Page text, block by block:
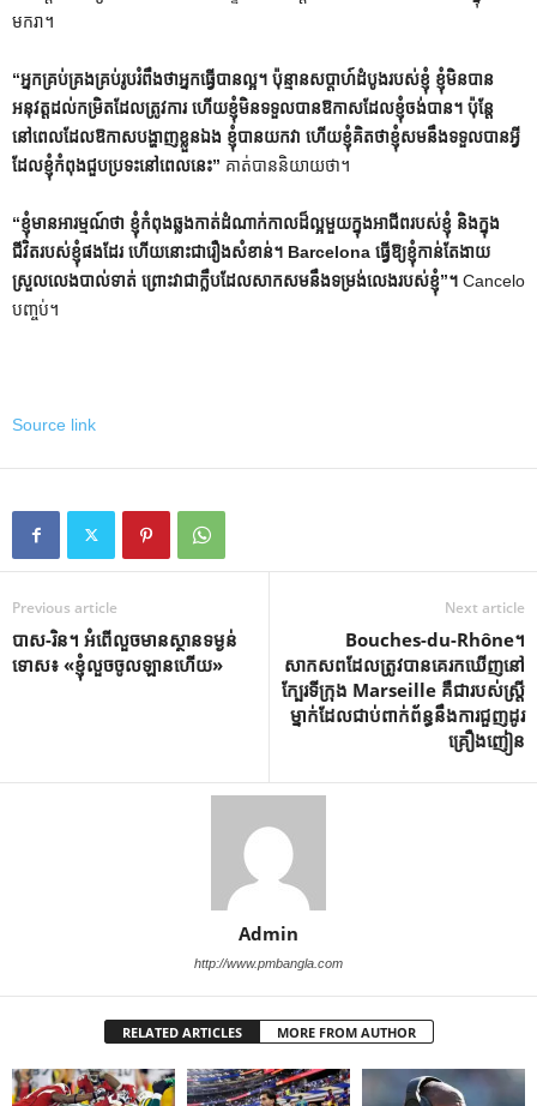
មករា។
“អ្នកគ្រប់គ្រងគ្រប់រូបរំពឹងថាអ្នកធ្វើបានល្អ។ ប៉ុន្មានសប្តាហ៍ដំបូងរបស់ខ្ញុំ ខ្ញុំមិនបាន
អនុវត្តដល់កម្រិតដែលត្រូវការ ហើយខ្ញុំមិនទទួលបានឱកាសដែលខ្ញុំចង់បាន។ ប៉ុន្តែ
នៅពេលដែលឱកាសបង្ហាញខ្លួនឯង ខ្ញុំបានយកវា ហើយខ្ញុំគិតថាខ្ញុំសមនឹងទទួលបានអ្វី
ដែលខ្ញុំកំពុងជួបប្រទះនៅពេលនេះ” គាត់បាននិយាយថា។
“ខ្ញុំមានអារម្មណ៍ថា ខ្ញុំកំពុងឆ្លងកាត់ដំណាក់កាលដ៏ល្អមួយក្នុងអាជីពរបស់ខ្ញុំ និងក្នុង
ជីវិតរបស់ខ្ញុំផងដែរ ហើយនោះជារឿងសំខាន់។ Barcelona ធ្វើឱ្យខ្ញុំកាន់តែងាយ
ស្រួលលេងបាល់ទាត់ ព្រោះវាជាក្លឹបដែលសាកសមនឹងទម្រង់លេងរបស់ខ្ញុំ”។ Cancelo
បញ្ចប់។
Source link
Previous article
បាស-រិន។ អំពើ​លួច​មាន​ស្ថាន​ទម្ងន់​
ទោស៖ «ខ្ញុំ​លួច​ចូល​ឡាន​ហើយ»
Next article
Bouches-du-Rhône។
សាកសព​ដែល​ត្រូវ​បាន​គេ​រក​ឃើញ​នៅ​
ក្បែរ​ទីក្រុង Marseille គឺ​ជា​របស់​ស្ត្រី​
ម្នាក់​ដែល​ជាប់​ពាក់ព័ន្ធ​នឹង​ការ​ជួញ​ដូរ​
គ្រឿង​ញៀន
Admin
http://www.pmbangla.com
RELATED ARTICLES MORE FROM AUTHOR